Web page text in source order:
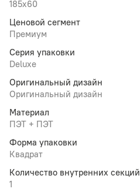
185x60
Ценовой сегмент
Премиум
Серия упаковки
Deluxe
Оригинальный дизайн
Оригинальный дизайн
Материал
ПЭТ + ПЭТ
Форма упаковки
Квадрат
Количество внутренних секций
1